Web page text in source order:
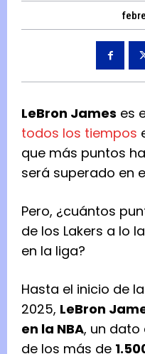
LeBron James es
todos los tiempos
que más puntos
será superado en
Pero, ¿cuántos
de los Lakers a lo
en la liga?
Hasta el inicio de
2025, LeBron
en la NBA, un dato
de los más de